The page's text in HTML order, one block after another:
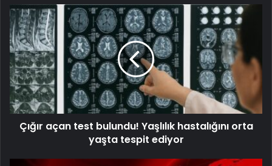
Çığır açan test bulundu! Yaşlılık hastalığını orta
yaşta tespit ediyor